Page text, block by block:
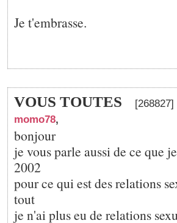
Je t'embrasse.
VOUS TOUTES
momo78,
bonjour
je vous parle aussi de ce que
2002
pour ce qui est des relations
tout
je n'ai plus eu de relations